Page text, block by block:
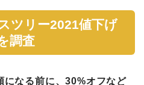
ツリー2021値下げ
調査
になる前に、30%オフなど